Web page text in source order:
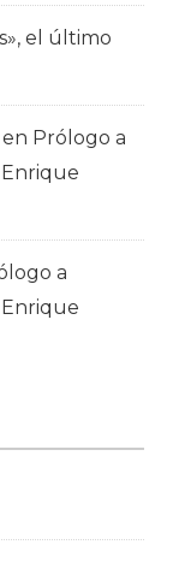
el último
en Prólogo a
a